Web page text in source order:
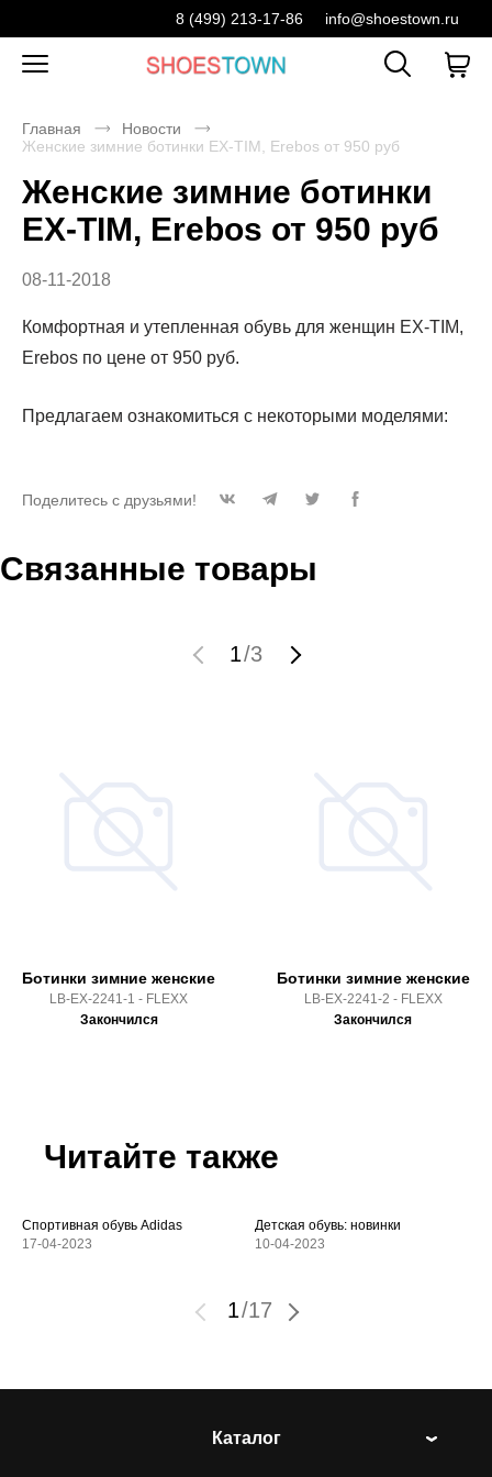
8 (499) 213-17-86 info@shoestown.ru
Главная
Новости
Женские зимние ботинки EX-TIM, Erebos от 950 руб
Женские зимние ботинки
EX-TIM, Erebos от 950 руб
08-11-2018
Комфортная и утепленная обувь для женщин EX-TIM,
Erebos по цене от 950 руб.
Предлагаем ознакомиться с некоторыми моделями:
Поделитесь с друзьями!
Связанные товары
1/3
Ботинки зимние женские
LB-EX-2241-1 - FLEXX
Закончился
Ботинки зимние женские
LB-EX-2241-2 - FLEXX
Закончился
Читайте также
Спортивная обувь Adidas
17-04-2023
Детская обувь: новинки
10-04-2023
1/17
Каталог